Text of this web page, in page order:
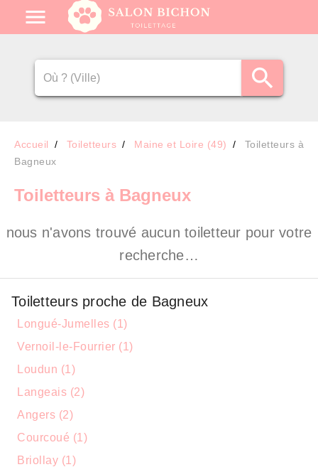
Accueil Toiletteurs Maine et Loire (49)
Toiletteurs à
Bagneux
Toiletteurs à Bagneux
nous n'avons trouvé aucun toiletteur pour votre
recherche…
Toiletteurs proche de Bagneux
Longué-Jumelles (1)
Vernoil-le-Fourrier (1)
Loudun (1)
Langeais (2)
Angers (2)
Courcoué (1)
Briollay (1)